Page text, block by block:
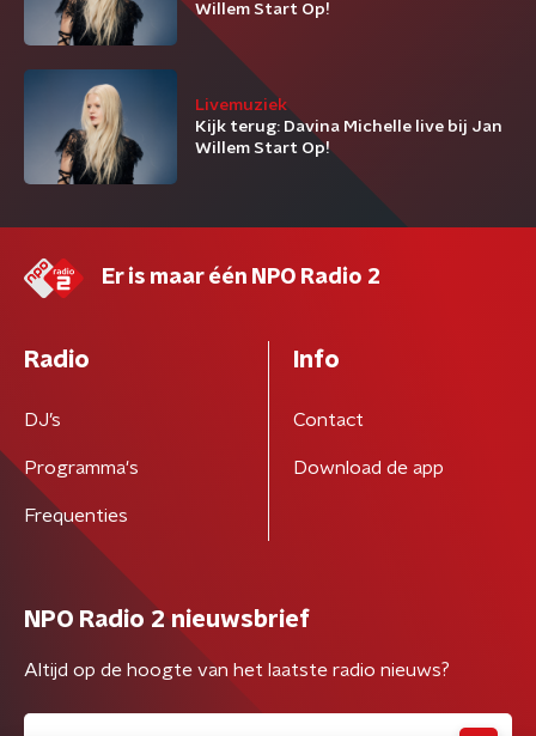
Willem Start Op!
Livemuziek
Kijk terug: Davina Michelle live bij Jan
Willem Start Op!
Er is maar één NPO Radio 2
Radio
DJ’s
Programma's
Frequenties
Info
Contact
Download de app
NPO Radio 2 nieuwsbrief
Altijd op de hoogte van het laatste radio nieuws?